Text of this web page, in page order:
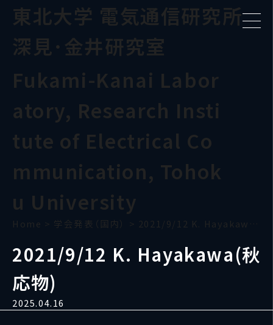
東北大学 電気通信研究所
深見･金井研究室
Fukami-Kanai Labor
atory, Research Insti
tute of Electrical Co
mmunication, Tohok
u University
Home > 学会発表（国内） > 2021/9/12 K. Hayakawa(秋応物)
2021/9/12 K. Hayakawa(秋
応物)
2025.04.16